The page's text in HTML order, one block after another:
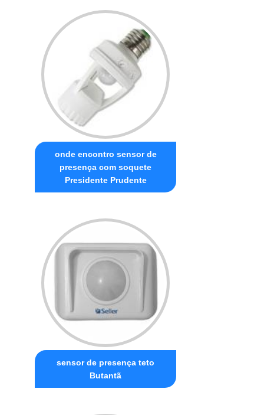
onde encontro sensor de
presença com soquete
Presidente Prudente
sensor de presença teto
Butantã